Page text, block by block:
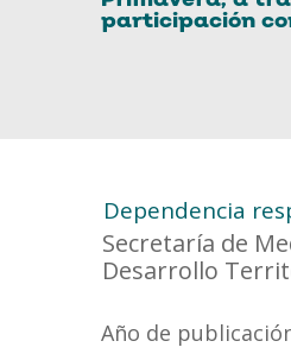
participación
Dependencia
Secretaría de
Desarrollo
Año de